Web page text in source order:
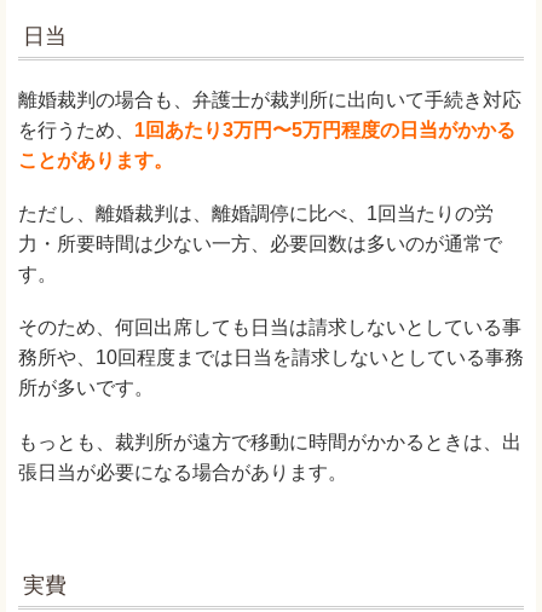
日当
離婚裁判の場合も、弁護士が裁判所に出向いて手続き対応
を行うため、 1回あたり3万円〜5万円程度の日当がかかる
ことがあります。
ただし、離婚裁判は、離婚調停に比べ、1回当たりの労
力・所要時間は少ない一方、必要回数は多いのが通常で
す。
そのため、何回出席しても日当は請求しないとしている事
務所や、10回程度までは日当を請求しないとしている事務
所が多いです。
もっとも、裁判所が遠方で移動に時間がかかるときは、出
張日当が必要になる場合があります。
実費